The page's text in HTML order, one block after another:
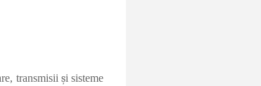
transmisii și sisteme